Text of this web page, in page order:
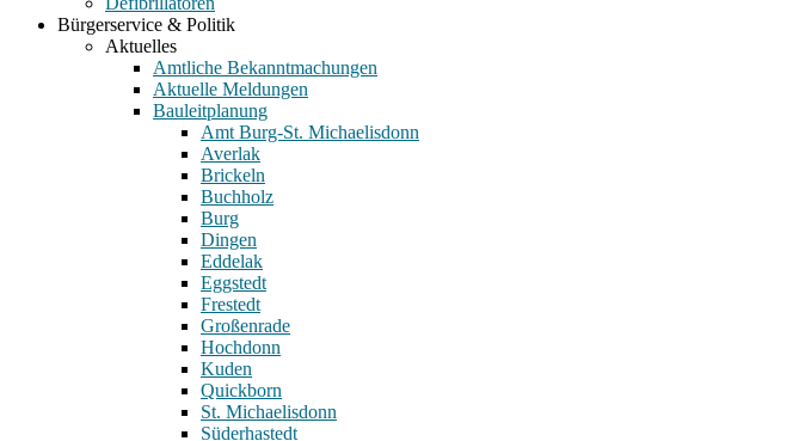
Bürgerservice & Politik
Aktuelles
Amtliche Bekanntmachungen
Aktuelle Meldungen
Bauleitplanung
Amt Burg-St. Michaelisdonn
Averlak
Brickeln
Buchholz
Burg
Dingen
Eddelak
Eggstedt
Frestedt
Großenrade
Hochdonn
Kuden
Quickborn
St. Michaelisdonn
Süderhastedt